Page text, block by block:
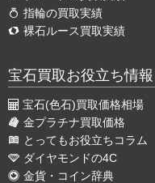
指輪の買取実績
裸石ルース買取実績
宝石買取お役立ち情報
宝石(色石)買取価格相場
金プラチナ買取価格
とってもお役立ちコラム
ダイヤモンドの4C
金貨・コイン辞典